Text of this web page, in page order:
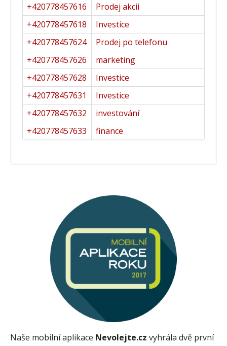
+420778457616
Prodej akcii
+420778457618
Investice
+420778457624
Prodej po telefonu
+420778457626
marketing
+420778457628
Investice
+420778457631
Investice
+420778457632
investování
+420778457633
finance
Naše mobilní aplikace Nevolejte.cz vyhrála dvě první